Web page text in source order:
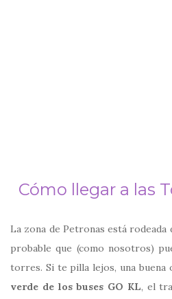
Cómo llegar a las
La zona de Petronas está rodeada
probable que (como nosotros)
torres. Si te pilla lejos, una
verde de los buses GO KL, el